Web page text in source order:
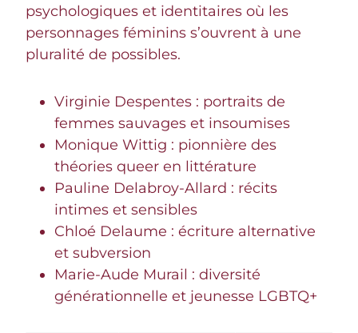
psychologiques et identitaires où les
personnages féminins s’ouvrent à une
pluralité de possibles.
Virginie Despentes : portraits de
femmes sauvages et insoumises
Monique Wittig : pionnière des
théories queer en littérature
Pauline Delabroy-Allard : récits
intimes et sensibles
Chloé Delaume : écriture alternative
et subversion
Marie-Aude Murail : diversité
générationnelle et jeunesse LGBTQ+